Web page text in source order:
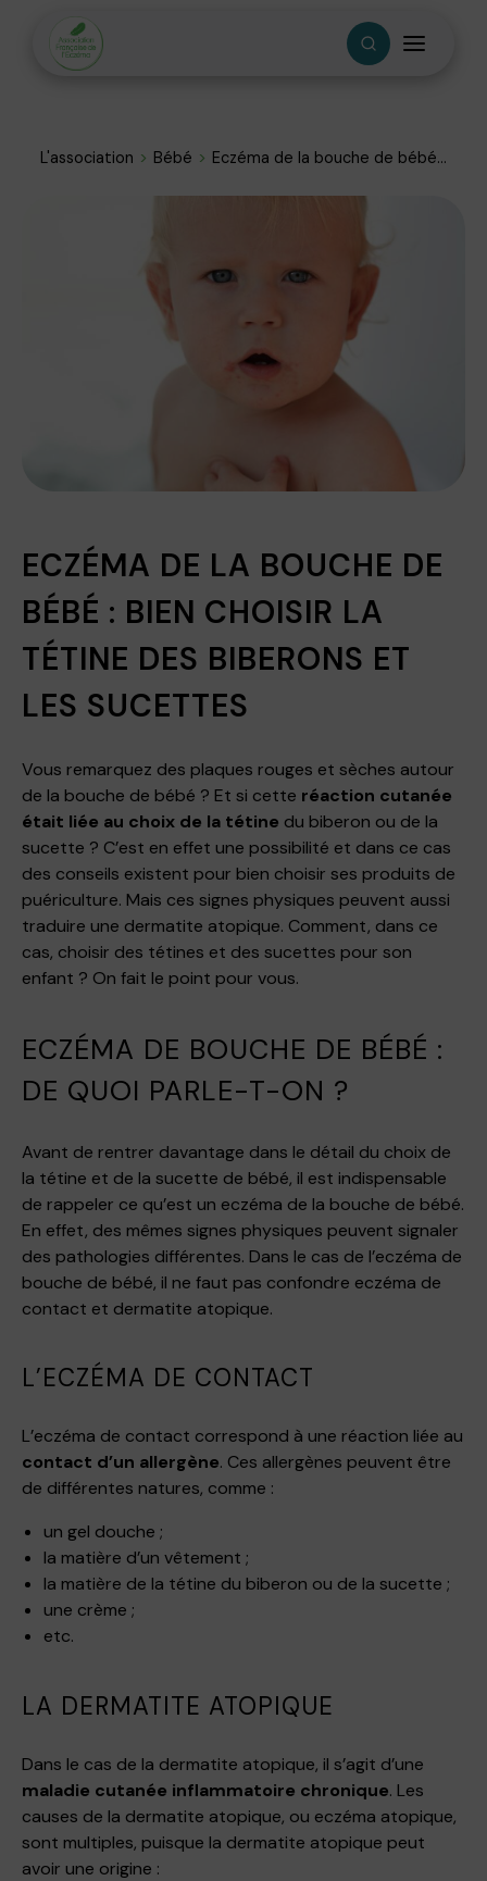
L'association Bébé Eczéma de la bouche de bébé...
ECZÉMA DE LA BOUCHE DE
BÉBÉ : BIEN CHOISIR LA
TÉTINE DES BIBERONS ET
LES SUCETTES
Vous remarquez des plaques rouges et sèches autour
de la bouche de bébé ? Et si cette réaction cutanée
était liée au choix de la tétine du biberon ou de la
sucette ? C’est en effet une possibilité et dans ce cas
des conseils existent pour bien choisir ses produits de
puériculture. Mais ces signes physiques peuvent aussi
traduire une dermatite atopique. Comment, dans ce
cas, choisir des tétines et des sucettes pour son
enfant ? On fait le point pour vous.
ECZÉMA DE BOUCHE DE BÉBÉ :
DE QUOI PARLE-T-ON ?
Avant de rentrer davantage dans le détail du choix de
la tétine et de la sucette de bébé, il est indispensable
de rappeler ce qu’est un eczéma de la bouche de bébé.
En effet, des mêmes signes physiques peuvent signaler
des pathologies différentes. Dans le cas de l’eczéma de
bouche de bébé, il ne faut pas confondre eczéma de
contact et dermatite atopique.
L’ECZÉMA DE CONTACT
L’eczéma de contact correspond à une réaction liée au
contact d’un allergène. Ces allergènes peuvent être
de différentes natures, comme :
un gel douche ;
la matière d’un vêtement ;
la matière de la tétine du biberon ou de la sucette ;
une crème ;
etc.
LA DERMATITE ATOPIQUE
Dans le cas de la dermatite atopique, il s’agit d’une
maladie cutanée inflammatoire chronique. Les
causes de la dermatite atopique, ou eczéma atopique,
sont multiples, puisque la dermatite atopique peut
avoir une origine :